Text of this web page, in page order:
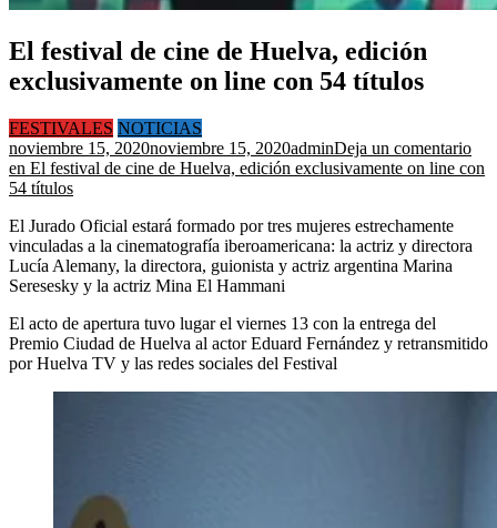
El festival de cine de Huelva, edición
exclusivamente on line con 54 títulos
FESTIVALES NOTICIAS
noviembre 15, 2020noviembre 15, 2020adminDeja un comentario
en El festival de cine de Huelva, edición exclusivamente on line con
54 títulos
El Jurado Oficial estará formado por tres mujeres estrechamente
vinculadas a la cinematografía iberoamericana: la actriz y directora
Lucía Alemany, la directora, guionista y actriz argentina Marina
Seresesky y la actriz Mina El Hammani
El acto de apertura tuvo lugar el viernes 13 con la entrega del
Premio Ciudad de Huelva al actor Eduard Fernández y retransmitido
por Huelva TV y las redes sociales del Festival